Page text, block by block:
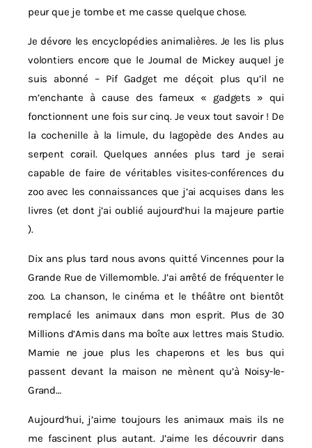
peur que je tombe et me casse quelque chose.
Je dévore les encyclopédies animalières. Je les lis plus
volontiers encore que le Journal de Mickey auquel je
suis abonné – Pif Gadget me déçoit plus qu’il ne
m’enchante à cause des fameux « gadgets » qui
fonctionnent une fois sur cinq. Je veux tout savoir ! De
la cochenille à la limule, du lagopède des Andes au
serpent corail. Quelques années plus tard je serai
capable de faire de véritables visites-conférences du
zoo avec les connaissances que j’ai acquises dans les
livres (et dont j’ai oublié aujourd’hui la majeure partie
).
Dix ans plus tard nous avons quitté Vincennes pour la
Grande Rue de Villemomble. J’ai arrêté de fréquenter le
zoo. La chanson, le cinéma et le théâtre ont bientôt
remplacé les animaux dans mon esprit. Plus de 30
Millions d’Amis dans ma boîte aux lettres mais Studio.
Mamie ne joue plus les chaperons et les bus qui
passent devant la maison ne mènent qu’à Noisy-le-
Grand…
Aujourd’hui, j’aime toujours les animaux mais ils ne
me fascinent plus autant. J’aime les découvrir dans